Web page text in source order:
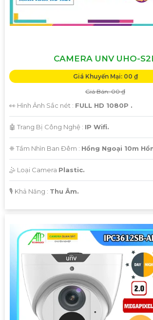
CAMERA UNV UHO-
Giá Khuyến Mại: 00 ₫
Giá Bán: 00 ₫
👀 Hình Ảnh Sắc nét : FULL HD 1080P .
🤖️ Trang Bị Công Nghệ : IP Wifi.
❈ Tầm Nhìn Ban Đêm : Hồng Ngoại 10m
🤹 Loại Camera Plastic.
️🎙 Khả Năng : Thu Âm.